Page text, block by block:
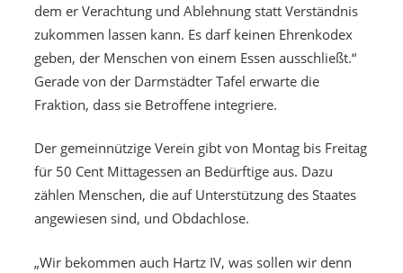
dem er Verachtung und Ablehnung statt Verständnis
zukommen lassen kann. Es darf keinen Ehrenkodex
geben, der Menschen von einem Essen ausschließt.“
Gerade von der Darmstädter Tafel erwarte die
Fraktion, dass sie Betroffene integriere.
Der gemeinnützige Verein gibt von Montag bis Freitag
für 50 Cent Mittagessen an Bedürftige aus. Dazu
zählen Menschen, die auf Unterstützung des Staates
angewiesen sind, und Obdachlose.
„Wir bekommen auch Hartz IV, was sollen wir denn